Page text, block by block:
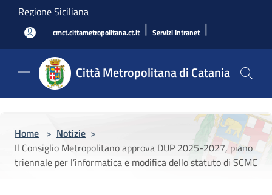
Salta al contenuto principale
Regione Siciliana
cmct.cittametropolitana.ct.it | Servizi Intranet |
Città Metropolitana di Catania
Home > Notizie >
Il Consiglio Metropolitano approva DUP 2025-2027, piano
triennale per l’informatica e modifica dello statuto di SCMC